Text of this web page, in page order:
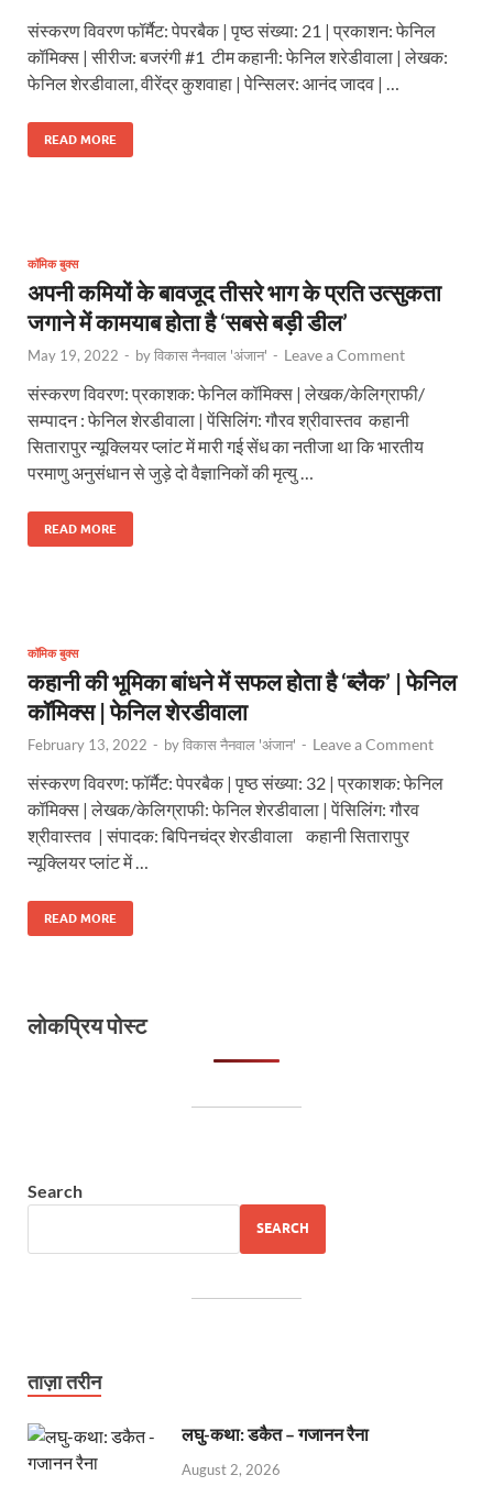
संस्करण विवरण फॉर्मैट: पेपरबैक | पृष्ठ संख्या: 21 | प्रकाशन: फेनिल
कॉमिक्स | सीरीज: बजरंगी #1 टीम कहानी: फेनिल शरेडीवाला | लेखक:
फेनिल शेरडीवाला, वीरेंद्र कुशवाहा | पेन्सिलर: आनंद जादव | …
READ MORE
कॉमिक बुक्स
अपनी कमियों के बावजूद तीसरे भाग के प्रति उत्सुकता
जगाने में कामयाब होता है ‘सबसे बड़ी डील’
May 19, 2022 - byविकास नैनवाल 'अंजान' - Leave a Comment
संस्करण विवरण: प्रकाशक: फेनिल कॉमिक्स | लेखक/केलिग्राफी/
सम्पादन : फेनिल शेरडीवाला | पेंसिलिंग: गौरव श्रीवास्तव कहानी
सितारापुर न्यूक्लियर प्लांट में मारी गई सेंध का नतीजा था कि भारतीय
परमाणु अनुसंधान से जुड़े दो वैज्ञानिकों की मृत्यु …
READ MORE
कॉमिक बुक्स
कहानी की भूमिका बांधने में सफल होता है ‘ब्लैक’ | फेनिल
कॉमिक्स | फेनिल शेरडीवाला
February 13, 2022 - byविकास नैनवाल 'अंजान' - Leave a Comment
संस्करण विवरण: फॉर्मैट: पेपरबैक | पृष्ठ संख्या: 32 | प्रकाशक: फेनिल
कॉमिक्स | लेखक/केलिग्राफी: फेनिल शेरडीवाला | पेंसिलिंग: गौरव
श्रीवास्तव | संपादक: बिपिनचंद्र शेरडीवाला कहानी सितारापुर
न्यूक्लियर प्लांट में …
READ MORE
लोकप्रिय पोस्ट
Search
SEARCH
ताज़ा तरीन
लघु-कथा: डकैत – गजानन रैना
August 2, 2026